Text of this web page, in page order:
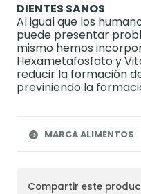
DIENTES SANOS
Al igual que los
puede presentar
mismo hemos
Hexametafosfato y
reducir la formación
previniendo la
MARCA ALIMENTOS
Compartir este